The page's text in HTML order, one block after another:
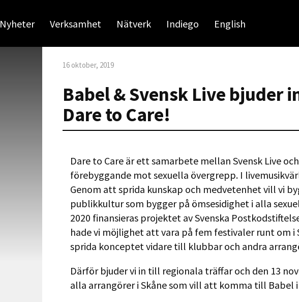
Nyheter Verksamhet Nätverk Indiego English
16 oktober, 2019
Babel & Svensk Live bjuder
Dare to Care!
Dare to Care är ett samarbete mellan Svensk Live
förebyggande mot sexuella övergrepp. I
Genom att sprida kunskap och medvetenhet vill vi
publikkultur som bygger på ömsesidighet i alla
2020 finansieras projektet av Svenska
hade vi möjlighet att vara på fem festivaler runt om i
sprida konceptet vidare till klubbar och andra
Därför bjuder vi in till regionala träffar och den 13
alla arrangörer i Skåne som vill att komma till Babel